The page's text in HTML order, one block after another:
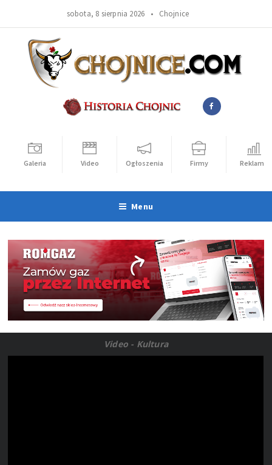
sobota, 8 sierpnia 2026 • Chojnice
Galeria Video Ogłoszenia Firmy Reklama
Menu
Video - Kultura